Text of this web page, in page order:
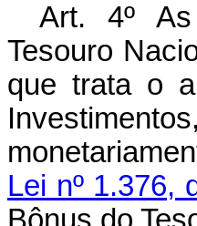
Art. 4º As
Tesouro
que trata o
Lei nº 1.376,